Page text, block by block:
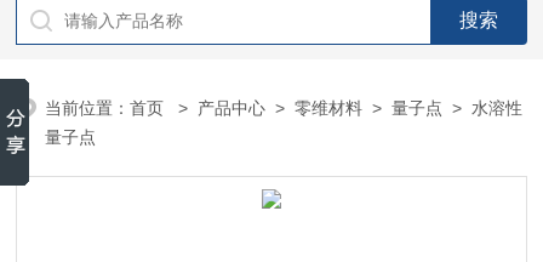
当前位置：首页 > 产品中心 >零维材料 >量子点 > 水溶性
量子点